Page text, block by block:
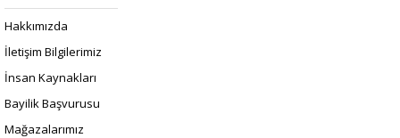
Hakkımızda
İletişim Bilgilerimiz
İnsan Kaynakları
Bayilik Başvurusu
Mağazalarımız